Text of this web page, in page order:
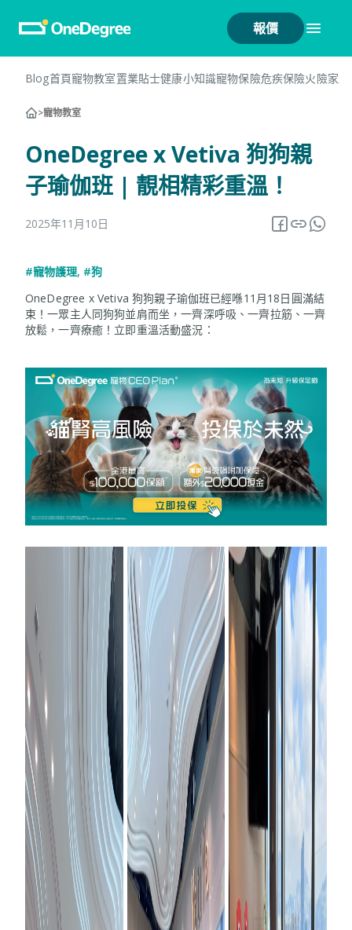
報價
Blog首頁寵物教室置業貼士健康小知識寵物保險危疾保險火險家
>寵物教室
OneDegree x Vetiva 狗狗親
子瑜伽班 | 靚相精彩重溫！
2025年11月10日
#寵物護理, #狗
OneDegree x Vetiva 狗狗親子瑜伽班已經喺11月18日圓滿結
束！一眾主人同狗狗並肩而坐，一齊深呼吸、一齊拉筋、一齊
放鬆，一齊療癒！立即重溫活動盛況：